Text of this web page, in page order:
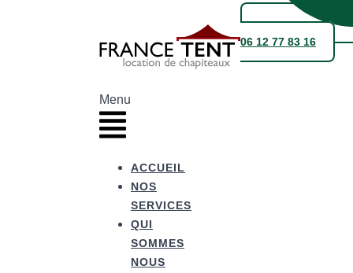
Menu
ACCUEIL
NOS
SERVICES
QUI
SOMMES
NOUS
06 12 77 83 16